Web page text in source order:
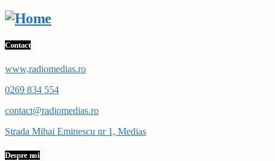
Contact
www,radiomedias.ro
0269 834 554
contact@radiomedias.ro
Strada Mihai Eminescu nr 1, Medias
Despre noi